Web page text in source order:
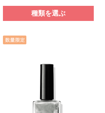
種類を選ぶ